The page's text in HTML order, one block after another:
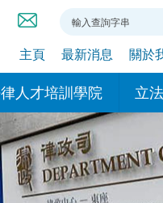
(印尼語)
主頁 最新消息 關於
事
人才培訓學院
員會
立
現
政